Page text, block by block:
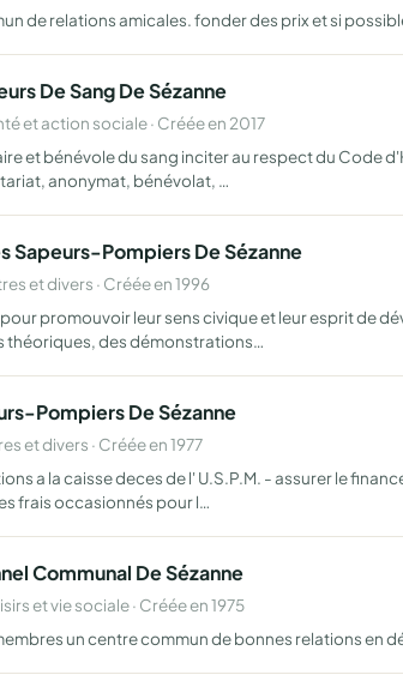
de relations amicales. fonder des prix et si
De Sang De Sézanne
et action sociale · Créée en 2017
et bénévole du sang inciter au respect du Code
anonymat, bénévolat, …
Sapeurs-Pompiers De Sézanne
et divers · Créée en 1996
promouvoir leur sens civique et leur esprit de
théoriques, des démonstrations…
Pompiers De Sézanne
et divers · Créée en 1977
a la caisse deces de l' U.S.P.M. - assurer le
frais occasionnés pour l…
Communal De Sézanne
et vie sociale · Créée en 1975
un centre commun de bonnes relations